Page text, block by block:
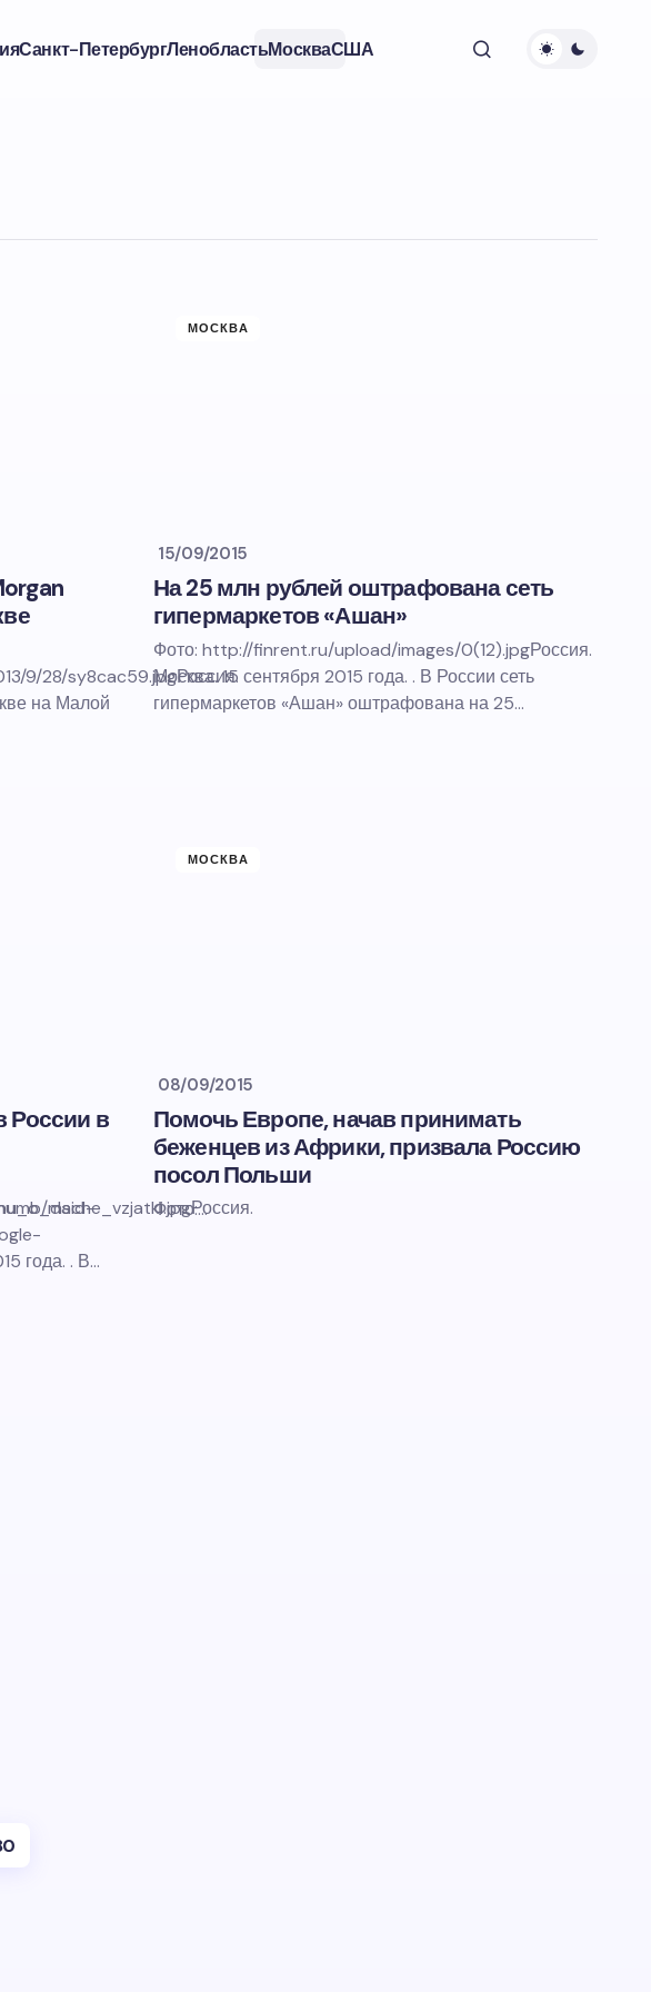
Санкт-ПетербургЛенобластьМоскваСША
9/28/sy8cac59.jpgРоссия.
на Малой
МОСКВА
15/09/2015
На 25 млн рублей оштрафована сеть
гипермаркетов «Ашан»
Фото: http://finrent.ru/upload/images/0(12).jpgРоссия.
Москва. 15 сентября 2015 года. . В России сеть
гипермаркетов «Ашан» оштрафована на 25…
России в
msid-
года. . В…
МОСКВА
08/09/2015
Помочь Европе, начав принимать
беженцев из Африки, призвала Россию
посол Польши
Фото:…